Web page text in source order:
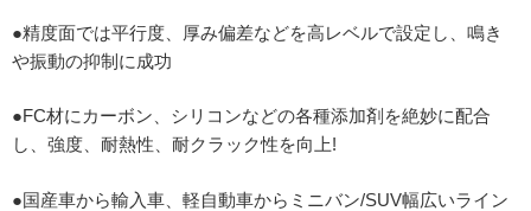
●精度面では平行度、厚み偏差などを高レベルで設定し、鳴き
や振動の抑制に成功
●FC材にカーボン、シリコンなどの各種添加剤を絶妙に配合
し、強度、耐熱性、耐クラック性を向上!
●国産車から輸入車、軽自動車からミニバン/SUV幅広いライン